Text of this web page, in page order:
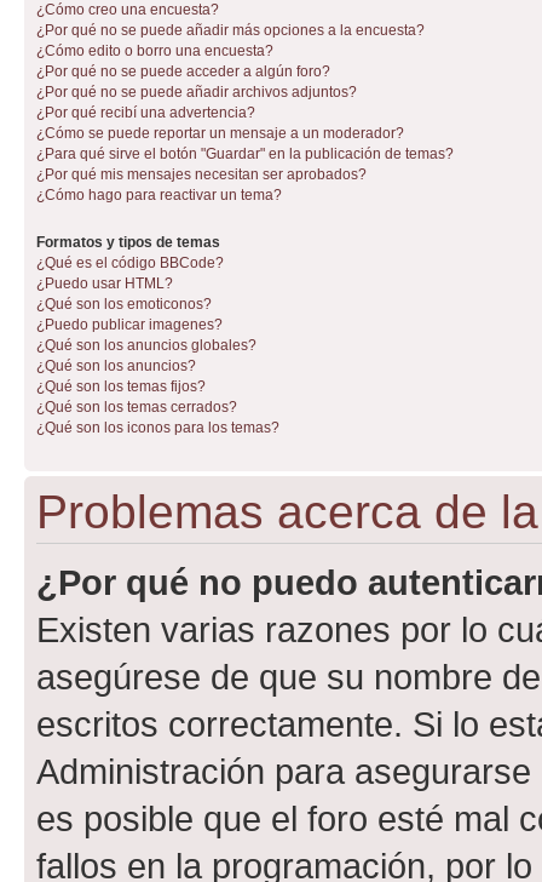
¿Cómo creo una encuesta?
¿Por qué no se puede añadir más opciones a la encuesta?
¿Cómo edito o borro una encuesta?
¿Por qué no se puede acceder a algún foro?
¿Por qué no se puede añadir archivos adjuntos?
¿Por qué recibí una advertencia?
¿Cómo se puede reportar un mensaje a un moderador?
¿Para qué sirve el botón "Guardar" en la publicación de temas?
¿Por qué mis mensajes necesitan ser aprobados?
¿Cómo hago para reactivar un tema?
Formatos y tipos de temas
¿Qué es el código BBCode?
¿Puedo usar HTML?
¿Qué son los emoticonos?
¿Puedo publicar imagenes?
¿Qué son los anuncios globales?
¿Qué son los anuncios?
¿Qué son los temas fijos?
¿Qué son los temas cerrados?
¿Qué son los iconos para los temas?
Problemas acerca de
¿Por qué no puedo
Existen varias razones por lo
asegúrese de que su nombre
escritos correctamente. Si lo
Administración para
es posible que el foro esté mal
fallos en la programación, por